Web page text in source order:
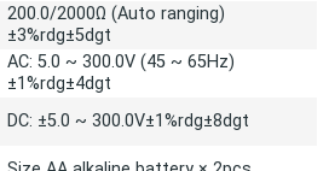
200.0/2000Ω (Auto ranging)
±3%rdg±5dgt
AC: 5.0 ~ 300.0V (45 ~ 65Hz)
±1%rdg±4dgt
DC: ±5.0 ~ 300.0V±1%rdg±8dgt